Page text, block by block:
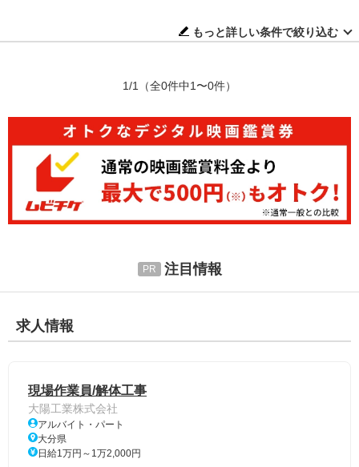
もっと詳しい条件で絞り込む
1/1 （全0件中1〜0件）
注目情報
求人情報
現場作業員/解体工事
大陽工業株式会社
アルバイト・パート
大分県
日給1万円～1万2,000円